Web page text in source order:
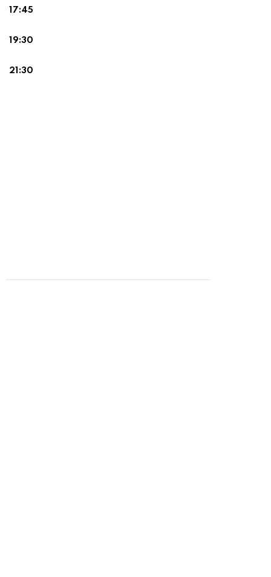
17:45
19:30
21:30